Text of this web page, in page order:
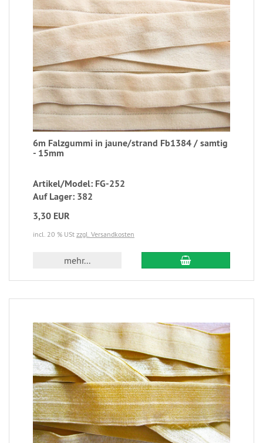
6m Falzgummi in jaune/strand Fb1384 / samtig
- 15mm
Artikel/Model: FG-252
Auf Lager: 382
3,30 EUR
incl. 20 % USt zzgl. Versandkosten
mehr...